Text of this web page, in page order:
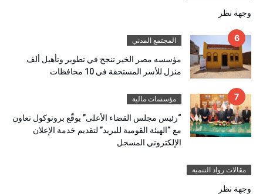
وجهة نظر
المجتمع المدني
مؤسسه مصر الخير تنجح في تطوير وتأهيل ألف
منزل للأسر المستحقة في 10 محافظات
مؤسسات مالية
“رئيس مجلس القضاء الأعلى” يوقّع بروتوكول تعاون
مع “الهيئة القومية للبريد” لتقديم خدمة الإعلان
الإلكتروني المسجل
مقالات رواد التنمية
وجهة نظر